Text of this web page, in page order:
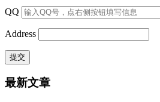
QQ
Address
最新文章